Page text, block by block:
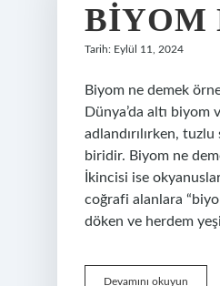
BIYOM
Tarih: Eylül 11, 2024
Biyom ne demek
Dünya’da altı
adlandırılırken,
biridir. Biyom ne
İkincisi ise
coğrafi alanlara
döken ve herdem
Devamını okuyun